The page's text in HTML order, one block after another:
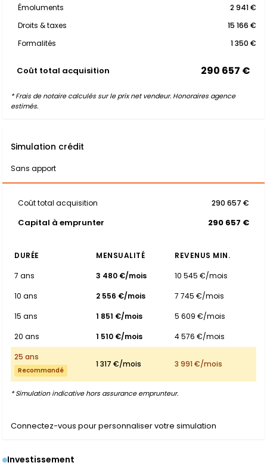
Émoluments
2 941 €
Droits & taxes
15 166 €
Formalités
1 350 €
Coût total acquisition 290 657 €
* Frais de notaire calculés sur le prix net vendeur. Honoraires agence
estimés.
Simulation crédit
Sans apport
Coût total acquisition 290 657 €
Capital à emprunter 290 657 €
DURÉE MENSUALITÉ
REVENUS MIN.
7 ans
3 480 €/mois
10 545 €/mois
10 ans
2 556 €/mois
7 745 €/mois
15 ans
1 851 €/mois
5 609 €/mois
20 ans
1 510 €/mois
4 576 €/mois
25 ans
Recommandé
1 317 €/mois 3 991 €/mois
* Simulation indicative hors assurance emprunteur.
Connectez-vous pour personnaliser votre simulation
Investissement